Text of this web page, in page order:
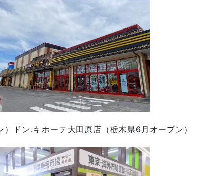
ドン.キホーテ大田原店（栃木県6月オープン）